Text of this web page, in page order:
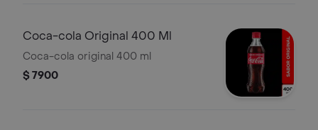
Coca-cola Original 400 Ml
Coca-cola original 400 ml
$ 7900